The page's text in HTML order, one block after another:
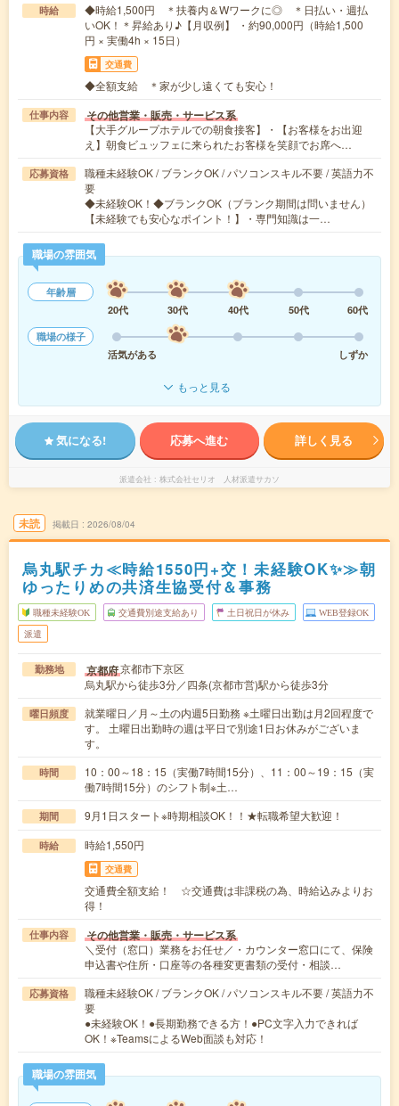
時給
◆時給1,500円 ＊扶養内＆Wワークに◎ ＊日払い・週払
いOK！＊昇給あり♪【月収例】 ・約90,000円（時給1,500
円 × 実働4h × 15日）
交通費
◆全額支給 ＊家が少し遠くても安心！
仕事内容 その他営業・販売・サービス系
【大手グループホテルでの朝食接客】・【お客様をお出迎
え】朝食ビュッフェに来られたお客様を笑顔でお席へ…
応募資格
職種未経験OK / ブランクOK / パソコンスキル不要 / 英語力不
要
◆未経験OK！◆ブランクOK（ブランク期間は問いません）
【未経験でも安心なポイント！】・専門知識は一…
職場の雰囲気
年齢層
20代
30代 40代 50代
60代
職場の様子
活気がある
しずか
もっと見る
気になる! 応募へ進む 詳しく見る
派遣会社 株式会社セリオ 人材派遣サカソ
未読 掲載日 2026/08/04
烏丸駅チカ≪時給1550円+交！未経験OK✨≫朝
ゆったりめの共済生協受付＆事務
職種未経験OK 交通費別途支給あり 土日祝日が休み WEB登録OK
派遣
勤務地 京都府京都市下京区
烏丸駅から徒歩3分／四条(京都市営)駅から徒歩3分
曜日頻度
就業曜日／月～土の内週5日勤務 ※土曜日出勤は月2回程度で
す。 土曜日出勤時の週は平日で別途1日お休みがございま
す。
時間
10：00～18：15（実働7時間15分）、11：00～19：15（実
働7時間15分）のシフト制※土…
期間 9月1日スタート※時期相談OK！！★転職希望大歓迎！
時給 時給1,550円
交通費
交通費全額支給！ ☆交通費は非課税の為、時給込みよりお
得！
仕事内容 その他営業・販売・サービス系
＼受付（窓口）業務をお任せ／・カウンター窓口にて、保険
申込書や住所・口座等の各種変更書類の受付・相談…
応募資格
職種未経験OK / ブランクOK / パソコンスキル不要 / 英語力不
要
●未経験OK！●長期勤務できる方！●PC文字入力できれば
OK！※TeamsによるWeb面談も対応！
職場の雰囲気